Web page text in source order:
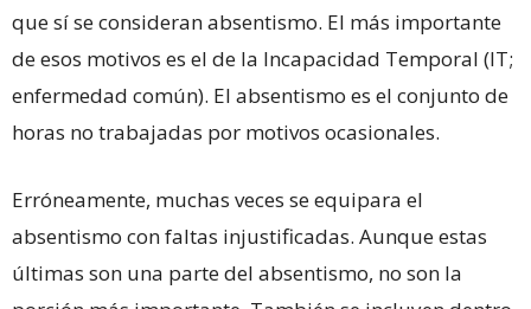
que sí se consideran absentismo. El más importante
de esos motivos es el de la Incapacidad Temporal (IT;
enfermedad común). El absentismo es el conjunto de
horas no trabajadas por motivos ocasionales.
Erróneamente, muchas veces se equipara el
absentismo con faltas injustificadas. Aunque estas
últimas son una parte del absentismo, no son la